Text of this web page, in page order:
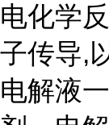
电化学
子传导,
电解液